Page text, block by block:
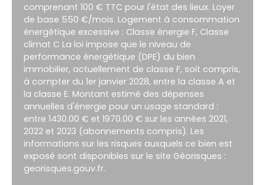
comprenant 100 € TTC pour l'état des lieux. Loyer
de base 550 €/mois. Logement à consommation
énergétique excessive : Classe énergie F, Classe
climat C La loi impose que le niveau de
performance énergétique (DPE) du bien
immobilier, actuellement de classe F, soit compris,
à compter du 1er janvier 2028, entre la classe A et
la classe E. Montant estimé des dépenses
annuelles d'énergie pour un usage standard :
entre 1430.00 € et 1970.00 € sur les années 2021,
2022 et 2023 (abonnements compris). Les
informations sur les risques auxquels ce bien est
exposé sont disponibles sur le site Géorisques :
georisques.gouv.fr.